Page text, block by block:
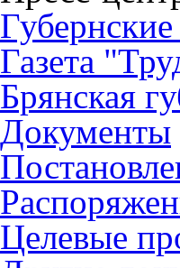
Губернские
Газета
Брянская
Документы
Целевые